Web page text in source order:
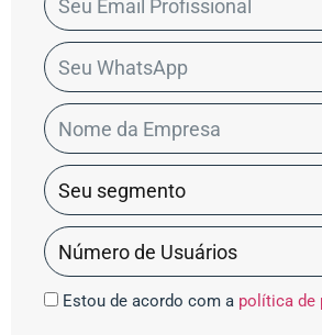
Estou de acordo com a política de